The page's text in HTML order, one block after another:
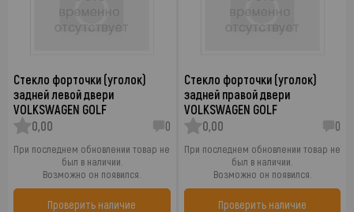
Стекло форточки (уголок)
задней левой двери
VOLKSWAGEN GOLF
0,00
0
При последнем обновлении товар не
был в наличии.
Возможно он появился.
Проверить наличие
Стекло форточки (уголок)
задней правой двери
VOLKSWAGEN GOLF
0,00
0
При последнем обновлении товар не
был в наличии.
Возможно он появился.
Проверить наличие